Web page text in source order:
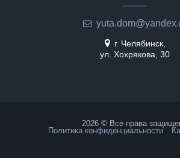
г. Челябинск,
ул. Хохрякова, 30
2026 © Все права
Политика конфиденциальности